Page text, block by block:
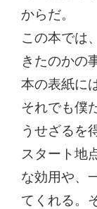
からだ。
この本では
きたのかの
本の表紙に
それでも僕
うせざるを
スタート地
な効用や、
てくれる。